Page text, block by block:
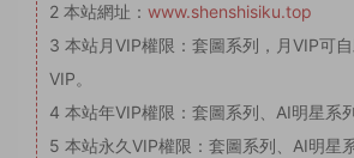
2 本站網址： www.shenshisiku.top
3 本站月VIP權限：套圖系列，月VIP可
VIP。
4 本站年VIP權限：套圖系列、AI明星系列
5 本站永久VIP權限：套圖系列、AI明星